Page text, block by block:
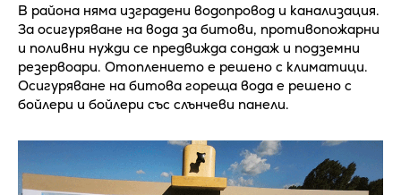
В района няма изградени водопровод и канализация.
За осигуряване на вода за битови, противопожарни
и поливни нужди се предвижда сондаж и подземни
резервоари. Отоплението е решено с климатици.
Осигуряване на битова гореща вода е решено с
бойлери и бойлери със слънчеви панели.